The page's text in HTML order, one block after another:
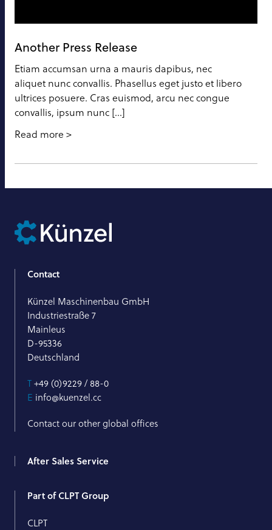
Another Press Release
Etiam accumsan urna a mauris dapibus, nec
aliquet nunc convallis. Phasellus eget justo et libero
ultrices posuere. Cras euismod, arcu nec congue
convallis, ipsum nunc […]
Read more
Contact
Künzel Maschinenbau GmbH
Industriestraße 7
Mainleus
D-95336
Deutschland
T+49 (0)9229 / 88-0
E info@kuenzel.cc
Contact our other global offices
After Sales Service
Part of CLPT Group
CLPT